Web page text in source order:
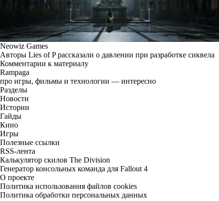
Neowiz Games
Авторы Lies of P рассказали о давлении при разработке сиквела
Комментарии к материалу
Rampaga
про игры, фильмы и технологии — интересно
Разделы
Новости
Истории
Гайды
Кино
Игры
Полезные ссылки
RSS-лента
Калькулятор скилов The Division
Генератор консольных команда для Fallout 4
О проекте
Политика использования файлов cookies
Политика обработки персональных данных